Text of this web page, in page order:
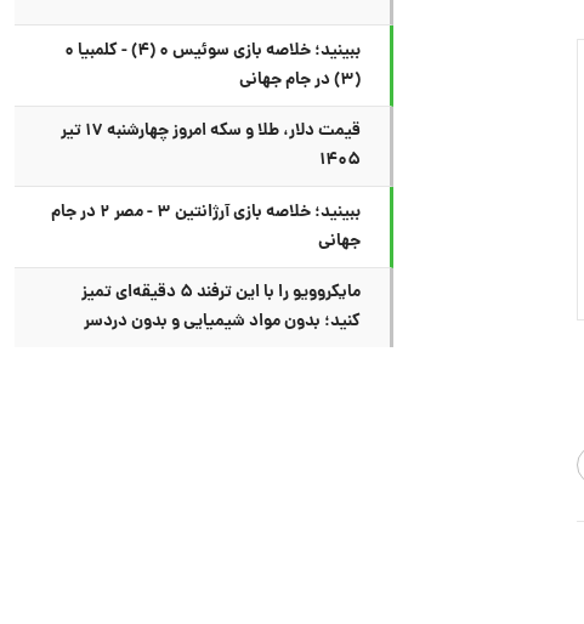
ببینید؛ خلاصه بازی سوئیس ۰ (۴) - کلمبیا ۰
(۳) در جام جهانی
قیمت دلار، طلا و سکه امروز چهارشنبه ۱۷ تیر
۱۴۰۵
ببینید؛ خلاصه بازی آرژانتین ۳ - مصر ۲ در جام
جهانی
مایکروویو را با این ترفند ۵ دقیقه‌ای تمیز
کنید؛ بدون مواد شیمیایی و بدون دردسر